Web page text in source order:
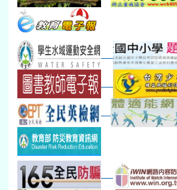
本週_友善校園週收學生證、換補教科...
本週_圖書館開放借...
開學日
第一週